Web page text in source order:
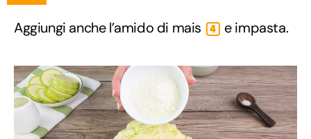
Aggiungi anche l’amido di mais 4 e impasta.